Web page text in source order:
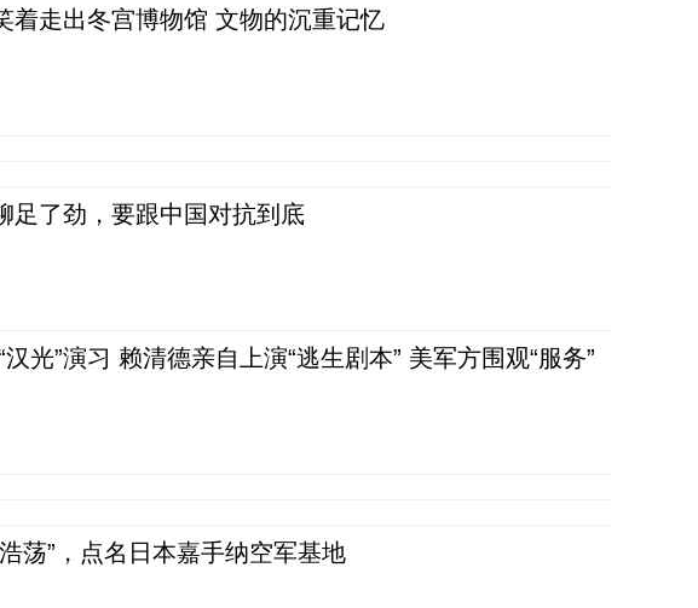
着走出冬宫博物馆 文物的沉重记忆
足了劲，要跟中国对抗到底
光”演习 赖清德亲自上演“逃生剧本” 美军方围观“服务”
荡”，点名日本嘉手纳空军基地